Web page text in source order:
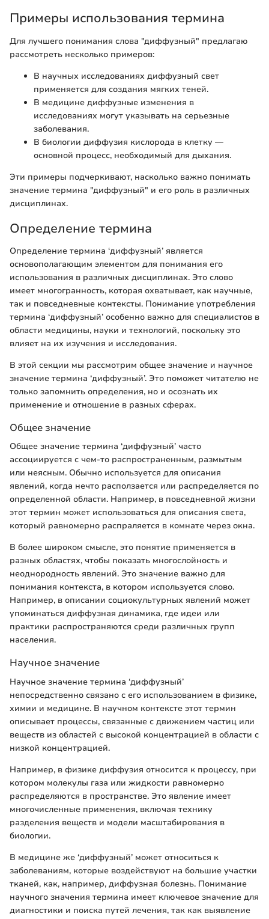
Примеры использования термина
Для лучшего понимания слова "диффузный" предлагаю
рассмотреть несколько примеров:
В научных исследованиях диффузный свет
применяется для создания мягких теней.
В медицине диффузные изменения в
исследованиях могут указывать на серьезные
заболевания.
В биологии диффузия кислорода в клетку —
основной процесс, необходимый для дыхания.
Эти примеры подчеркивают, насколько важно понимать
значение термина "диффузный" и его роль в различных
дисциплинах.
Определение термина
Определение термина ‘диффузный’ является
основополагающим элементом для понимания его
использования в различных дисциплинах. Это слово
имеет многогранность, которая охватывает, как научные,
так и повседневные контексты. Понимание употребления
термина ‘диффузный’ особенно важно для специалистов в
области медицины, науки и технологий, поскольку это
влияет на их изучения и исследования.
В этой секции мы рассмотрим общее значение и научное
значение термина ‘диффузный’. Это поможет читателю не
только запомнить определения, но и осознать их
применение и отношение в разных сферах.
Общее значение
Общее значение термина ‘диффузный’ часто
ассоциируется с чем-то распространенным, размытым
или неясным. Обычно используется для описания
явлений, когда нечто расползается или распределяется по
определенной области. Например, в повседневной жизни
этот термин может использоваться для описания света,
который равномерно распраляется в комнате через окна.
В более широком смысле, это понятие применяется в
разных областях, чтобы показать многослойность и
неоднородность явлений. Это значение важно для
понимания контекста, в котором используется слово.
Например, в описании социокультурных явлений может
упоминаться диффузная динамика, где идеи или
практики распространяются среди различных групп
населения.
Научное значение
Научное значение термина ‘диффузный’
непосредственно связано с его использованием в физике,
химии и медицине. В научном контексте этот термин
описывает процессы, связанные с движением частиц или
веществ из областей с высокой концентрацией в области с
низкой концентрацией.
Например, в физике диффузия относится к процессу, при
котором молекулы газа или жидкости равномерно
распределяются в пространстве. Это явление имеет
многочисленные применения, включая технику
разделения веществ и модели масштабирования в
биологии.
В медицине же ‘диффузный’ может относиться к
заболеваниям, которые воздействуют на большие участки
тканей, как, например, диффузная болезнь. Понимание
научного значения термина имеет ключевое значение для
диагностики и поиска путей лечения, так как выявление